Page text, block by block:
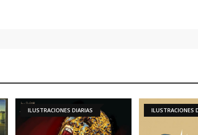
ILUSTRACIONES DIARIAS